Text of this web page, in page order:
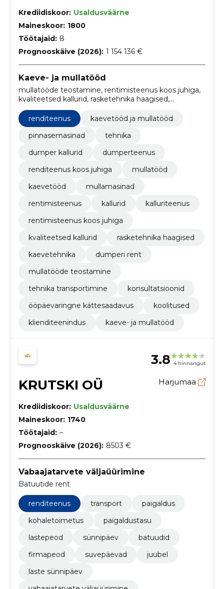
Krediidiskoor: Usaldusväärne
Maineskoor: 1800
Töötajaid: 8
Prognooskäive (2026): 1 154 136 €
Kaeve- ja mullatööd
mullatööde teostamine, rentimisteenus koos juhiga,
kvaliteetsed kallurid, rasketehnika haagised,
kaevetehnika, dumperi rent, Ööpäevaringne
kättesaadavus, Klienditeenindus, Koolitused,
kalluriteenus
renditeenus
kaevetööd ja mullatööd
pinnasemasinad
tehnika
dumper kallurid
dumperteenus
renditeenus koos juhiga
mullatööd
kaevetööd
mullamasinad
rentimisteenus
kallurid
kalluriteenus
rentimisteenus koos juhiga
kvaliteetsed kallurid
rasketehnika haagised
kaevetehnika
dumperi rent
mullatööde teostamine
tehnika transportimine
konsultatsioonid
ööpäevaringne kättesaadavus
koolitused
klienditeenindus
kaeve- ja mullatööd
3.8 4 hinnangut
KRUTSKI OÜ Harjumaa
Krediidiskoor: Usaldusväärne
Maineskoor: 1740
Töötajaid: –
Prognooskäive (2026): 8503 €
Vabaajatarvete väljaüürimine
Batuutide rent
renditeenus transport
paigaldus
kohaletoimetus
paigaldustasu
lastepeod
sünnipäev
batuudid
firmapeod
suvepäevad
juubel
laste sünnipäev